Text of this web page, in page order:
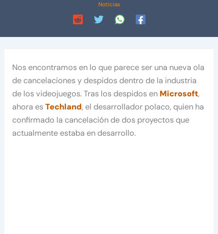
Noticias
Nos encontramos en lo que parece ser una nueva ola
de cancelaciones y despidos dentro de la industria
de los videojuegos. Tras los despidos en Microsoft,
ahora esTechland, el desarrollador polaco, quien ha
confirmado la cancelación de dos proyectos que
actualmente estaba en desarrollo.